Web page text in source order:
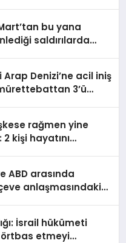
bu yana
saldırılarda
Denizi’ne acil iniş
3’ü
rağmen yine
kişi hayatını
ABD arasında
anlaşmasındaki
İsrail hükümeti
örtbas etmeyi